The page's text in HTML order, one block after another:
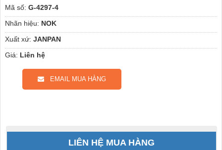
Mã số: G-4297-4
Nhãn hiệu: NOK
Xuất xứ: JANPAN
Giá: Liên hệ
EMAIL MUA HÀNG
LIÊN HỆ MUA HÀNG